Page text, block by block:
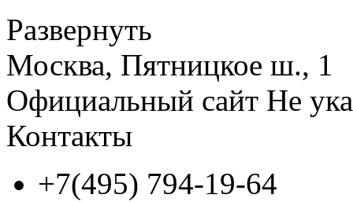
Развернуть
Москва, Пятницкое ш., 1
Официальный сайт Не
Контакты
+7(495) 794-19-64